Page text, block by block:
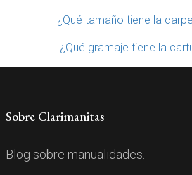
¿Qué tamaño tiene la
¿Qué gramaje tiene la
Sobre Clarimanitas
Blog sobre manualidades.